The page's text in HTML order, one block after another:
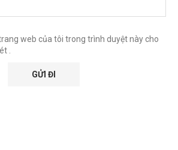
web của tôi trong trình duyệt này cho
.